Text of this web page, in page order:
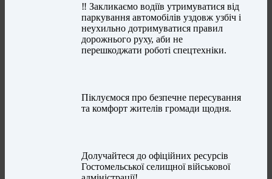
‼️ Закликаємо водіїв утримуватися від
паркування автомобілів уздовж узбіч і
неухильно дотримуватися правил
дорожнього руху, аби не
перешкоджати роботі спецтехніки.
Піклуємося про безпечне пересування
та комфорт жителів громади щодня.
Долучайтеся до офіційних ресурсів
Гостомельської селищної військової